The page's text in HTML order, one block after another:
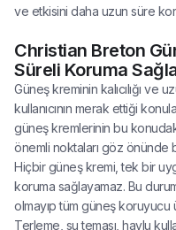
ve etkisini daha uzun süre
Christian Breton
Süreli Koruma
Güneş kreminin kalıcılığı ve
kullanıcının merak ettiği
güneş kremlerinin bu
önemli noktaları göz önünde
Hiçbir güneş kremi, tek bir
koruma sağlayamaz. Bu
olmayıp tüm güneş koruyucu
Terleme, su teması, havlu